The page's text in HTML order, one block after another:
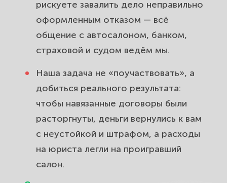
рискуете завалить дело неправильно
оформленным отказом — всё
общение с автосалоном, банком,
страховой и судом ведём мы.
Наша задача не «поучаствовать», а
добиться реального результата:
чтобы навязанные договоры были
расторгнуты, деньги вернулись к вам
с неустойкой и штрафом, а расходы
на юриста легли на проигравший
салон.